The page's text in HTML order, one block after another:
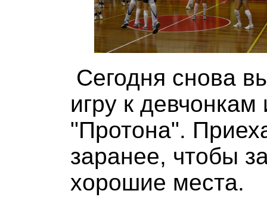
Сегодня снова
игру к девчонкам
"Протона".
заранее, чтобы
хорошие места.